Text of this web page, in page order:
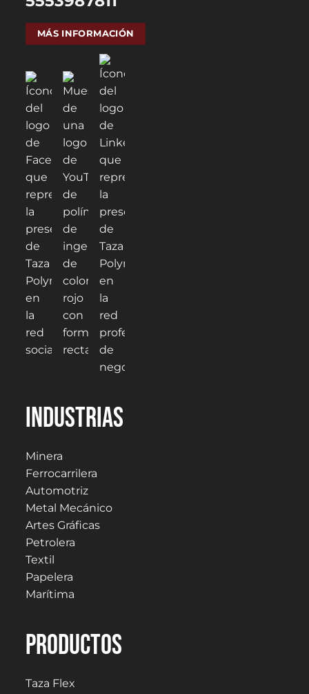
MÁS INFORMACIÓN
Industrias
Minera
Ferrocarrilera
Automotriz
Metal Mecánico
Artes Gráficas
Petrolera
Textil
Papelera
Marítima
PRODUCTOS
Taza Flex